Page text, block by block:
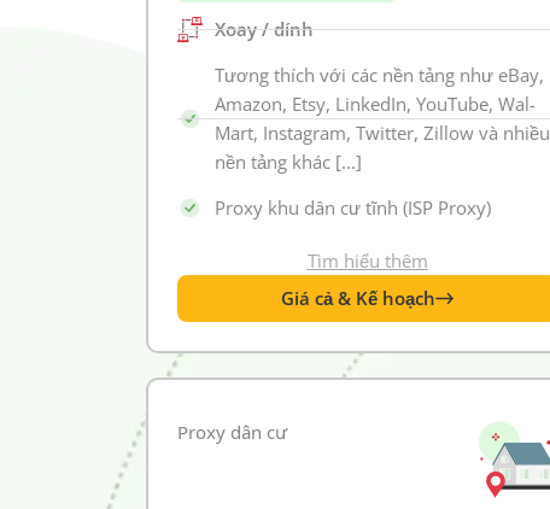
Xoay / dính
Tương thích với các nền tảng như eBay,
Amazon, Etsy, LinkedIn, YouTube, Wal-
Mart, Instagram, Twitter, Zillow và nhiều
nền tảng khác [...]
Proxy khu dân cư tĩnh (ISP Proxy)
Tìm hiểu thêm
Giá cả & Kế hoạch
Proxy dân cư